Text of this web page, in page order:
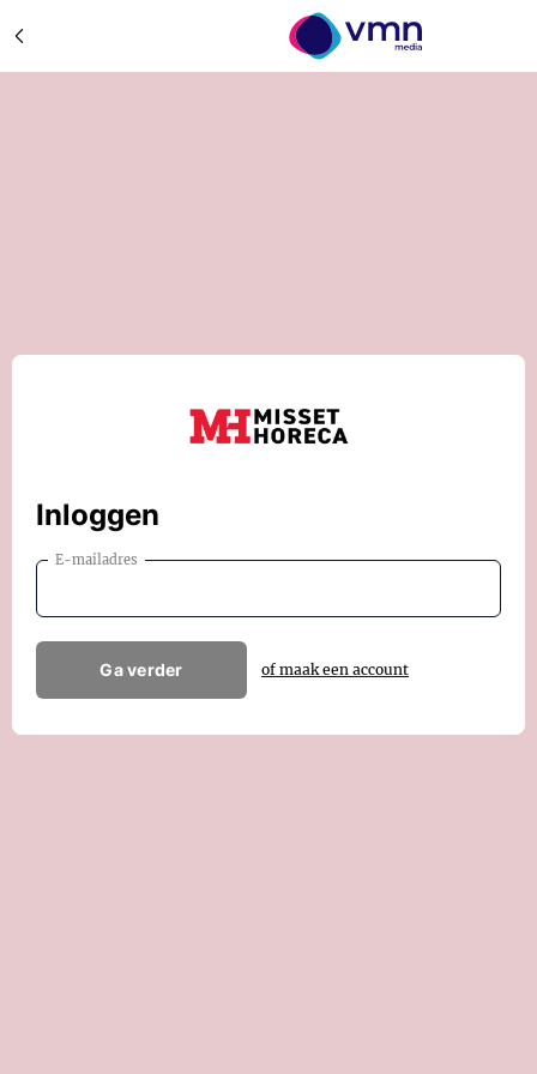
Inloggen
E-mailadres
Ga verder of maak een account